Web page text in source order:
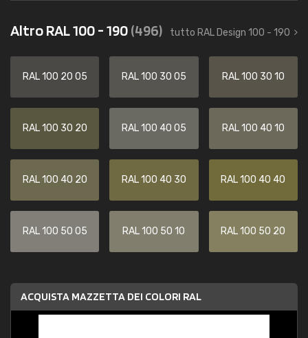
Altro RAL 100 - 190(496) tutto RAL Design 100 - 190
RAL 100 20 05 RAL 100 30 05 RAL 100 30 10
RAL 100 30 20 RAL 100 40 05 RAL 100 40 10
RAL 100 40 20 RAL 100 40 30 RAL 100 40 40
RAL 100 50 05 RAL 100 50 10 RAL 100 50 20
ACQUISTA MAZZETTA DEI COLORI RAL